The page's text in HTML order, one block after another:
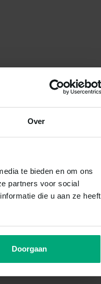
Over
te bieden en om ons
partners voor social
die u aan ze heeft
Doorgaan